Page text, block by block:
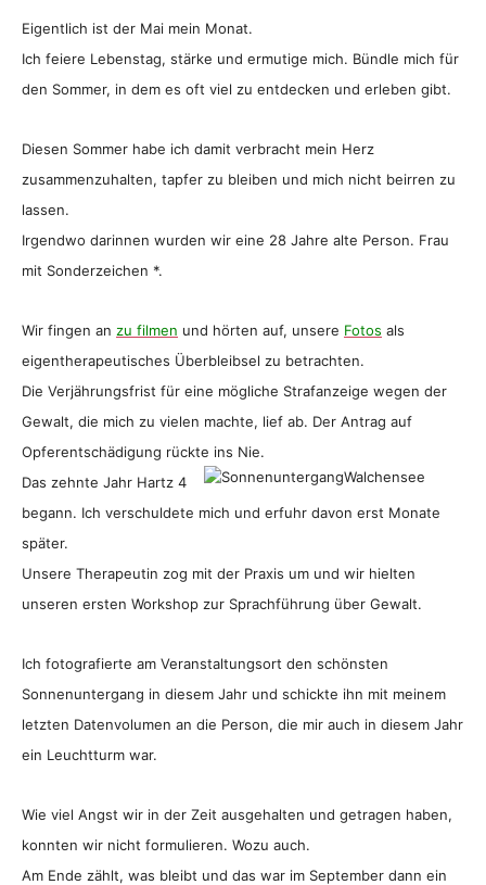
Eigentlich ist der Mai mein Monat.
Ich feiere Lebenstag, stärke und ermutige mich. Bündle mich für
den Sommer, in dem es oft viel zu entdecken und erleben gibt.
Diesen Sommer habe ich damit verbracht mein Herz
zusammenzuhalten, tapfer zu bleiben und mich nicht beirren zu
lassen.
Irgendwo darinnen wurden wir eine 28 Jahre alte Person. Frau
mit Sonderzeichen *.
Wir fingen an zu filmen und hörten auf, unsere Fotos als
eigentherapeutisches Überbleibsel zu betrachten.
Die Verjährungsfrist für eine mögliche Strafanzeige wegen der
Gewalt, die mich zu vielen machte, lief ab. Der Antrag auf
Opferentschädigung rückte ins Nie.
Das zehnte Jahr Hartz 4
begann. Ich verschuldete mich und erfuhr davon erst Monate
später.
Unsere Therapeutin zog mit der Praxis um und wir hielten
unseren ersten Workshop zur Sprachführung über Gewalt.
Ich fotografierte am Veranstaltungsort den schönsten
Sonnenuntergang in diesem Jahr und schickte ihn mit meinem
letzten Datenvolumen an die Person, die mir auch in diesem Jahr
ein Leuchtturm war.
Wie viel Angst wir in der Zeit ausgehalten und getragen haben,
konnten wir nicht formulieren. Wozu auch.
Am Ende zählt, was bleibt und das war im September dann ein